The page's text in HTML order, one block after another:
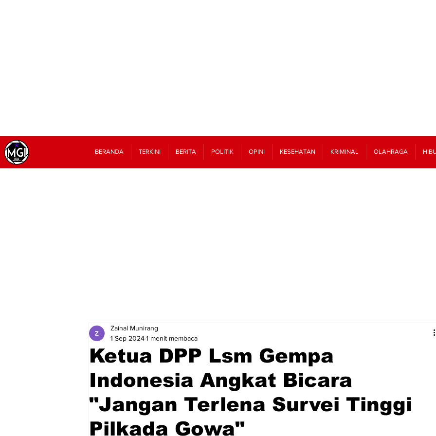
BERANDA TERKINI BERITA POLITIK OPINI KESEHATAN KRIMINAL OLAHRAGA
Ketua DPP Lsm Gempa
Indonesia Angkat Bicara
"Jangan Terlena Survei Tinggi
Pilkada Gowa"
Zainal Munirang
1 Sep 20241 menit membaca